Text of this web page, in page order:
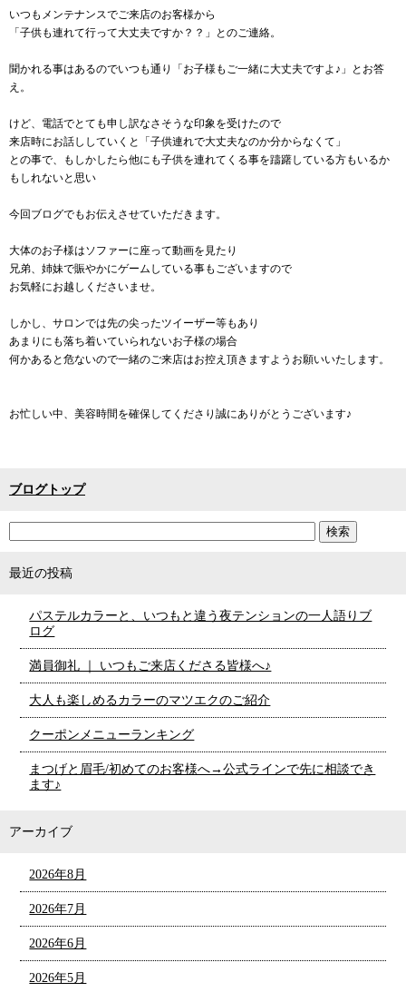
いつもメンテナンスでご来店のお客様から
「子供も連れて行って大丈夫ですか？？」とのご連絡。
聞かれる事はあるのでいつも通り「お子様もご一緒に大丈夫ですよ♪」とお答
え。
けど、電話でとても申し訳なさそうな印象を受けたので
来店時にお話ししていくと「子供連れで大丈夫なのか分からなくて」
との事で、もしかしたら他にも子供を連れてくる事を躊躇している方もいるか
もしれないと思い
今回ブログでもお伝えさせていただきます。
大体のお子様はソファーに座って動画を見たり
兄弟、姉妹で賑やかにゲームしている事もございますので
お気軽にお越しくださいませ。
しかし、サロンでは先の尖ったツイーザー等もあり
あまりにも落ち着いていられないお子様の場合
何かあると危ないので一緒のご来店はお控え頂きますようお願いいたします。
お忙しい中、美容時間を確保してくださり誠にありがとうございます♪
ブログトップ
最近の投稿
パステルカラーと、いつもと違う夜テンションの一人語りブ
ログ
満員御礼 ｜ いつもご来店くださる皆様へ♪
大人も楽しめるカラーのマツエクのご紹介
クーポンメニューランキング
まつげと眉毛/初めてのお客様へ→公式ラインで先に相談でき
ます♪
アーカイブ
2026年8月
2026年7月
2026年6月
2026年5月